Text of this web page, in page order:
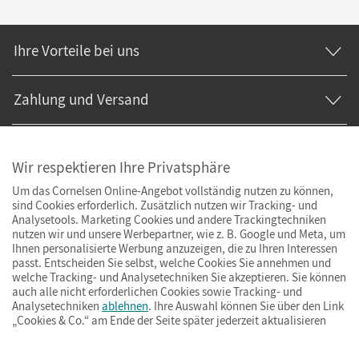
Ihre Vorteile bei uns
Zahlung und Versand
ImpressumAGBDatenschutzBarrierefreiheitCookies & Co.
Wir respektieren Ihre Privatsphäre
Um das Cornelsen Online-Angebot vollständig nutzen zu können,
sind Cookies erforderlich. Zusätzlich nutzen wir Tracking- und
Analysetools. Marketing Cookies und andere Trackingtechniken
nutzen wir und unsere Werbepartner, wie z. B. Google und Meta, um
Ihnen personalisierte Werbung anzuzeigen, die zu Ihren Interessen
passt. Entscheiden Sie selbst, welche Cookies Sie annehmen und
welche Tracking- und Analysetechniken Sie akzeptieren. Sie können
auch alle nicht erforderlichen Cookies sowie Tracking- und
Analysetechniken ablehnen. Ihre Auswahl können Sie über den Link
„Cookies & Co.“ am Ende der Seite später jederzeit aktualisieren